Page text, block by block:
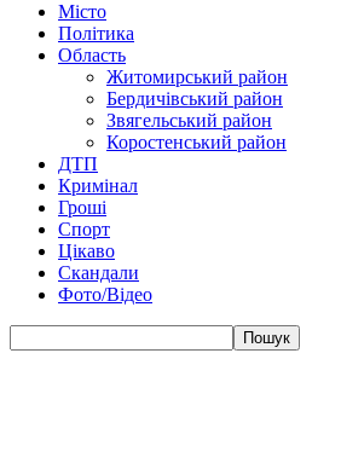
Місто
Політика
Область
Житомирський район
Бердичівський район
Звягельський район
Коростенський район
ДТП
Кримінал
Гроші
Спорт
Цікаво
Скандали
Фото/Відео